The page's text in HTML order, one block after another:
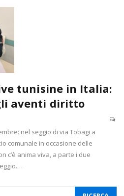
tunisine in Italia:
aventi diritto
nel seggio di via Tobagi a
comunale in occasione delle
c’è anima viva, a parte i due